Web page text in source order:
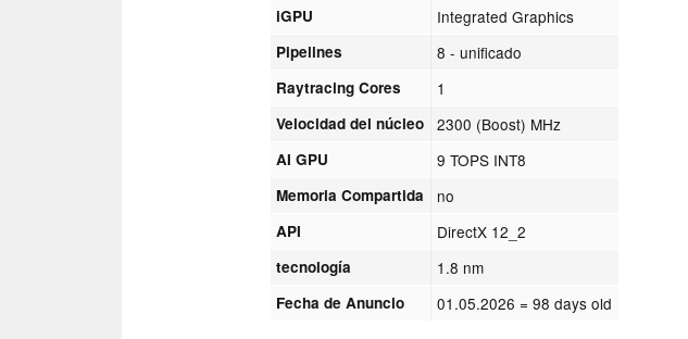
iGPU Integrated Graphics
Pipelines 8 - unificado
Raytracing Cores 1
Velocidad del núcleo 2300 (Boost) MHz
AI GPU 9 TOPS INT8
Memoria Compartida no
API DirectX 12_2
tecnología 1.8 nm
Fecha de Anuncio 01.05.2026 = 98 days old